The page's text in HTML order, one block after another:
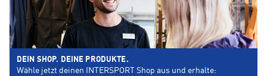
DEIN SHOP. DEINE PRODUKTE.
Wähle jetzt deinen INTERSPORT Shop aus und erhalte: